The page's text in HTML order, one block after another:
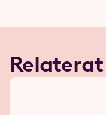
Relaterat